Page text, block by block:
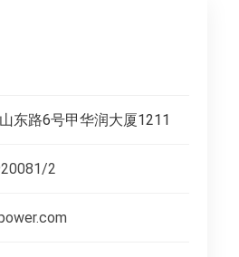
东路6号甲华润大厦1211
2